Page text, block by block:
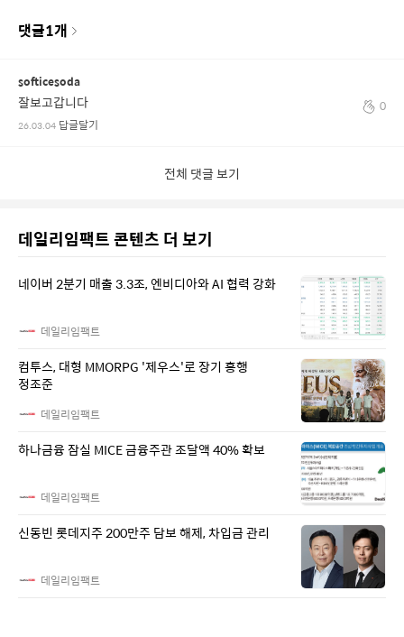
댓글1개
softicesoda
잘보고갑니다
26.03.04 답글달기
0
전체 댓글 보기
데일리임팩트 콘텐츠 더 보기
네이버 2분기 매출 3.3조, 엔비디아와 AI 협력 강화
데일리임팩트
컴투스, 대형 MMORPG '제우스'로 장기 흥행
정조준
데일리임팩트
하나금융 잠실 MICE 금융주관 조달액 40% 확보
데일리임팩트
신동빈 롯데지주 200만주 담보 해제, 차입금 관리
데일리임팩트